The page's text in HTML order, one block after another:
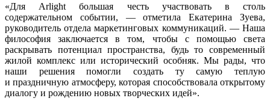
«Для Arlight большая честь участвовать в столь
содержательном событии, — отметила Екатерина Зуева,
руководитель отдела маркетинговых коммуникаций. — Наша
философия заключается в том, чтобы с помощью света
раскрывать потенциал пространства, будь то современный
жилой комплекс или исторический особняк. Мы рады, что
наши решения помогли создать ту самую теплую
и праздничную атмосферу, которая способствовала открытому
диалогу и рождению новых творческих идей».